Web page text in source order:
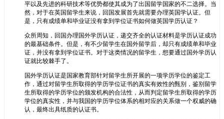
平以及先进的科研技术等优势都使其成为了出国留学国家的不二选择。当
然，对于在英国留学生来说，回国发展首先就需要办理英国学认证。但
是，只有成绩单和毕业证没有拿到学位证书如何做英国学历认证？
众所周知，回国办理国外学历认证，递交齐全的认证材料是学历认证成功
的最基础条件。但是，有不少留学生在国外留学后，却只有成绩单和毕业
证，并没有拿到学位证书。对于这类情况的留学生，想要通过国外学历认
证就比较棘手了。
国外学历认证是国家教育部针对留学生所开展的一项学历学位的鉴定工
作，通过对留学生所取得的学历学位证书的真实有效性的甄别，鉴别留学
生所取得的学历学位的颁发机构的合法性，从而判定留学生所取得的学历
学位的真实性，并与我国的学历学位体系的相对应的关系做一个权威的确
认，最终出具纸质的认证书。